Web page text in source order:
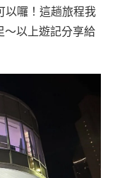
以囉！這趟旅程我
～以上遊記分享給